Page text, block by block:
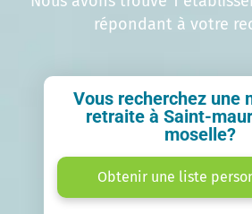
répondant à votre
Vous recherchez une
retraite à Saint-
moselle?
Obtenir une liste